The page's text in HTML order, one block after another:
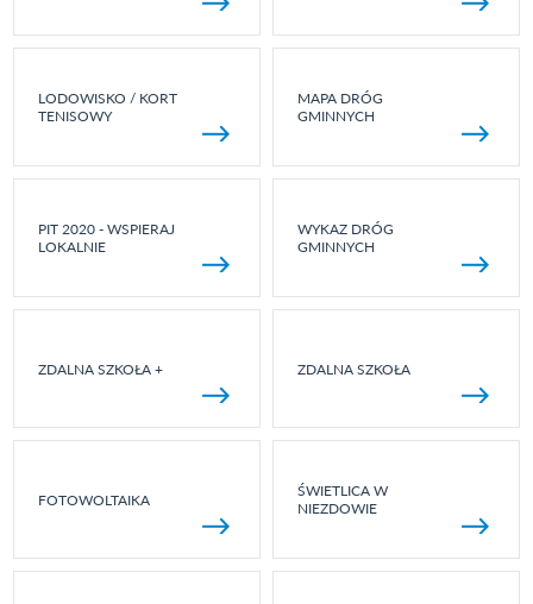
LODOWISKO / KORT
TENISOWY
MAPA DRÓG
GMINNYCH
PIT 2020 - WSPIERAJ
LOKALNIE
WYKAZ DRÓG
GMINNYCH
ZDALNA SZKOŁA + ZDALNA SZKOŁA
FOTOWOLTAIKA
ŚWIETLICA W
NIEZDOWIE